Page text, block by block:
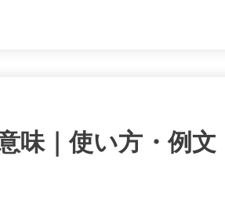
味｜使い方・例文